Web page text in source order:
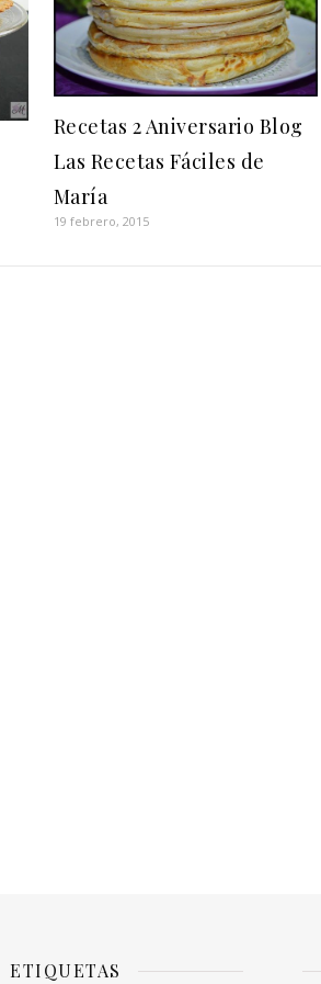
Recetas 2 Aniversario Blog
Las Recetas Fáciles de
María
19 febrero, 2015
ETIQUETAS